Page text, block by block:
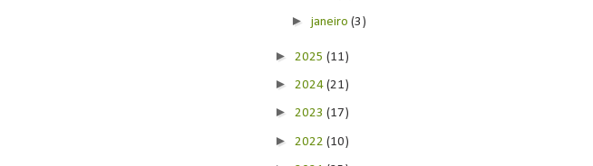
► janeiro (3)
► 2025 (11)
► 2024 (21)
► 2023 (17)
► 2022 (10)